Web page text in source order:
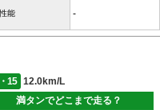
能 -
15
12.0km/L
満タンでどこまで走る？